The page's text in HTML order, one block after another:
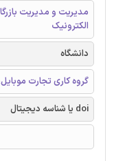
مدیریت و مدیریت
الکترونیک
دانشگاه
گروه کاری تجارت
doi یا شناسه دیجیتال